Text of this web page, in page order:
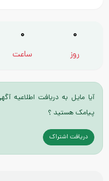
0
روز
0
ساعت
آیا مایل به دریافت اطلاعیه
پیامک هستید ؟
دریافت اشتراک